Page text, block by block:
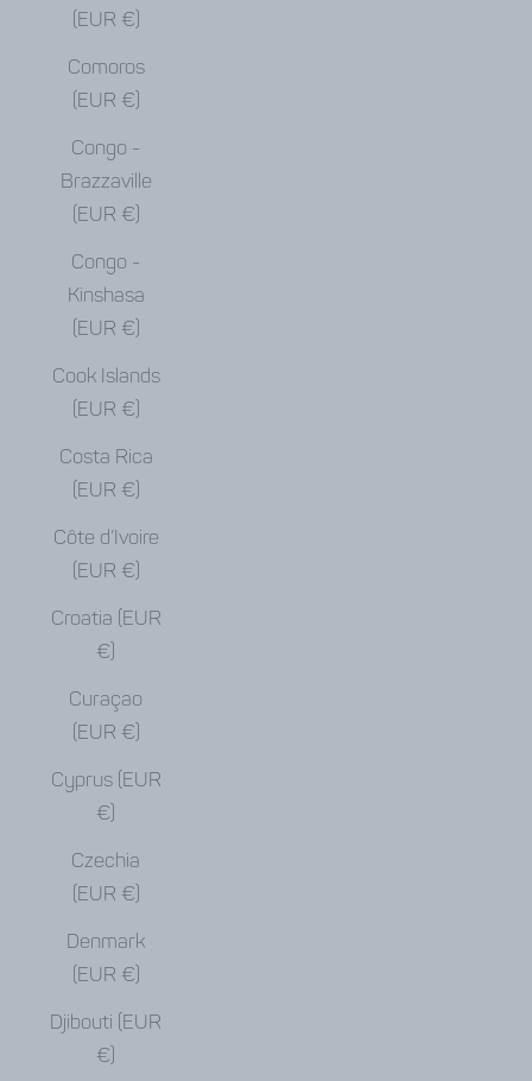
(EUR €)
Comoros
(EUR €)
Congo -
Brazzaville
(EUR €)
Congo -
Kinshasa
(EUR €)
Cook Islands
(EUR €)
Costa Rica
(EUR €)
Côte d’Ivoire
(EUR €)
Croatia (EUR
€)
Curaçao
(EUR €)
Cyprus (EUR
€)
Czechia
(EUR €)
Denmark
(EUR €)
Djibouti (EUR
€)